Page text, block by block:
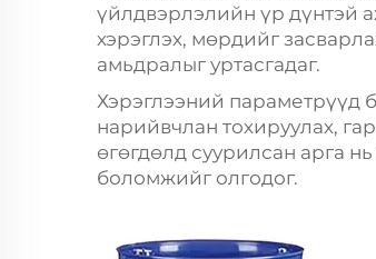
үйлдвэрлэлийн үр дүнтэй
хэрэглэх, мөрдийг
амьдралыг уртасгадаг.
Хэрэглээний параметрүүд
нарийвчлан тохируулах,
өгөгдөлд суурилсан арга
боломжийг олгодог.